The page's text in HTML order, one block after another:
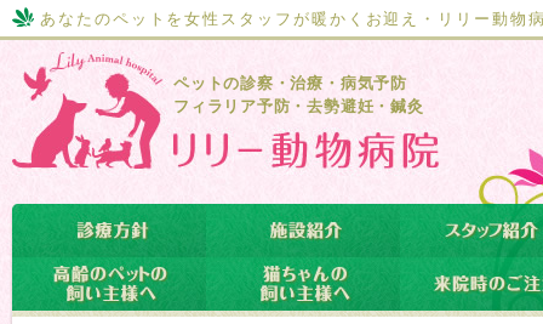
あなたのペットを女性スタッフが暖かくお迎え・リリー動物
ペットの診察・治療・病気予防
フィラリア予防・去勢避妊・鍼灸